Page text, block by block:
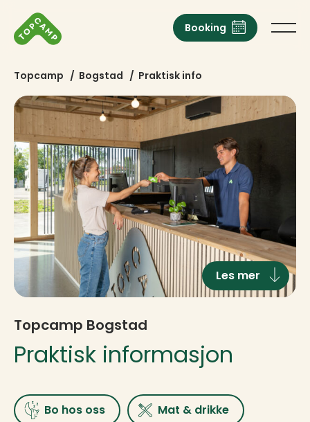
Booking
Topcamp / Bogstad / Praktisk info
Topcamp Bogstad
Praktisk informasjon
Les mer
Bo hos oss Mat & drikke